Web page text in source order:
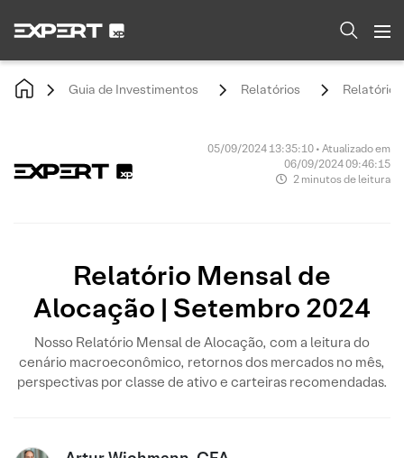
Guia de Investimentos Relatórios Relatório
05/09/2024 13:35:10 • Atualizado em
06/09/2024 09:46:15
2 minutos de leitura
Relatório Mensal de
Alocação | Setembro 2024
Nosso Relatório Mensal de Alocação, com a leitura do
cenário macroeconômico, retornos dos mercados no mês,
perspectivas por classe de ativo e carteiras recomendadas.